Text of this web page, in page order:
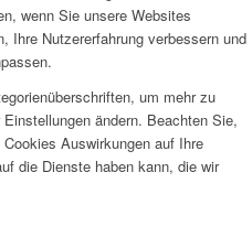
wenn Sie unsere Websites
Ihre Nutzererfahrung verbessern und
um mehr zu
ändern. Beachten Sie,
Auswirkungen auf Ihre
die Dienste haben kann, die wir